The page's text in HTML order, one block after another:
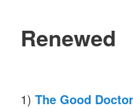
Renewed
1)The Good